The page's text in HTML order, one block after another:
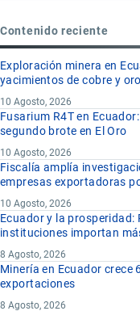
Contenido reciente
Exploración minera en
yacimientos de cobre y oro
10 Agosto, 2026
Fusarium R4T en
segundo brote en El Oro
10 Agosto, 2026
Fiscalía amplía
empresas exportadoras
10 Agosto, 2026
Ecuador y la prosperidad:
instituciones importan
8 Agosto, 2026
Minería en Ecuador crece
exportaciones
8 Agosto, 2026